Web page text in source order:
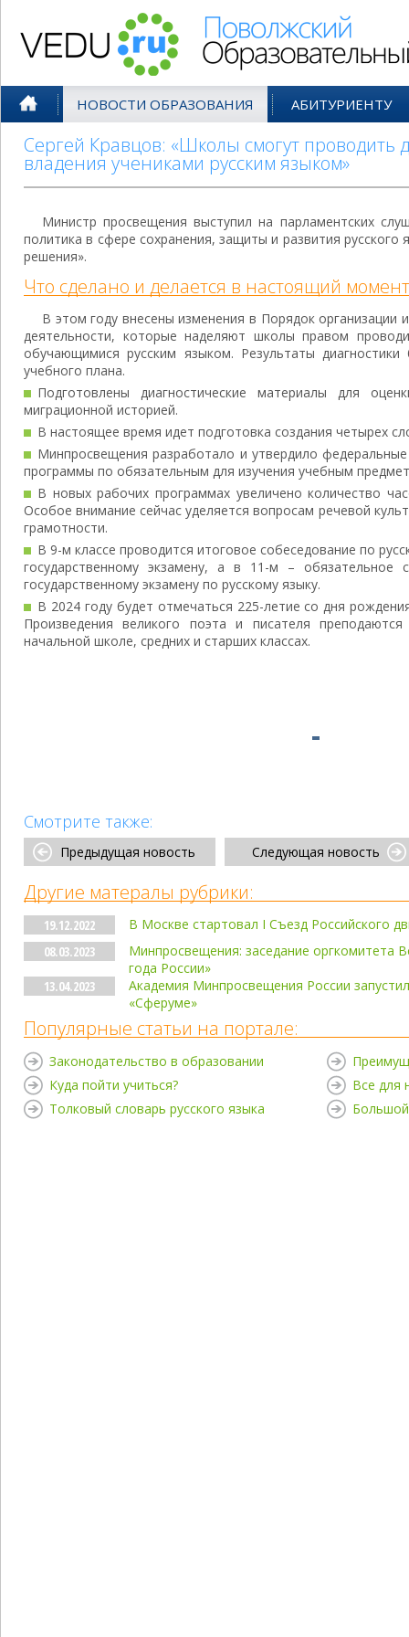
НОВОСТИ ОБРАЗОВАНИЯ АБИТУРИЕНТУ
Сергей Кравцов: «Школы смогут проводить
владения учениками русским языком»
Министр просвещения выступил на парламентских
политика в сфере сохранения, защиты и развития русского
решения».
Что сделано и делается в настоящий
В этом году внесены изменения в Порядок организации
деятельности, которые наделяют школы правом
обучающимися русским языком. Результаты
учебного плана.
Подготовлены диагностические материалы для
миграционной историей.
В настоящее время идет подготовка создания четырех
Минпросвещения разработало и утвердило
программы по обязательным для изучения учебным
В новых рабочих программах увеличено количество
Особое внимание сейчас уделяется вопросам речевой
грамотности.
В 9-м классе проводится итоговое собеседование по
государственному экзамену, а в 11-м – обязательное
государственному экзамену по русскому языку.
В 2024 году будет отмечаться 225-летие со дня
Произведения великого поэта и писателя
начальной школе, средних и старших классах.
Смотрите также:
Предыдущая новость Следующая новость
Другие матералы рубрики:
19.12.2022
В Москве стартовал I Съезд Российского
08.03.2023
Минпросвещения: заседание оргкомитета
года России»
13.04.2023
Академия Минпросвещения России
«Сферуме»
Популярные статьи на портале:
Законодательство в образовании
Куда пойти учиться?
Толковый словарь русского языка
Все для
Большой